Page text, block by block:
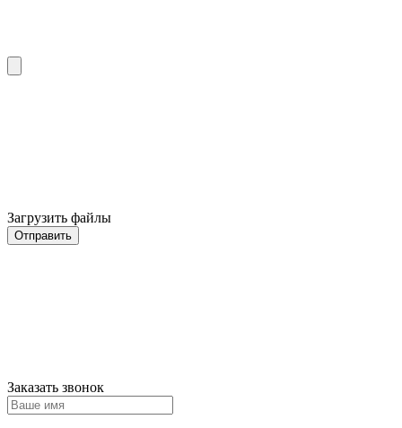
Загрузить файлы
Отправить
Заказать звонок